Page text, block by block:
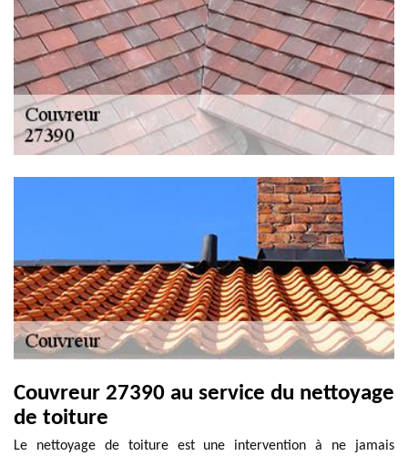
Couvreur 27390 au service du nettoyage
de toiture
Le nettoyage de toiture est une intervention à ne jamais